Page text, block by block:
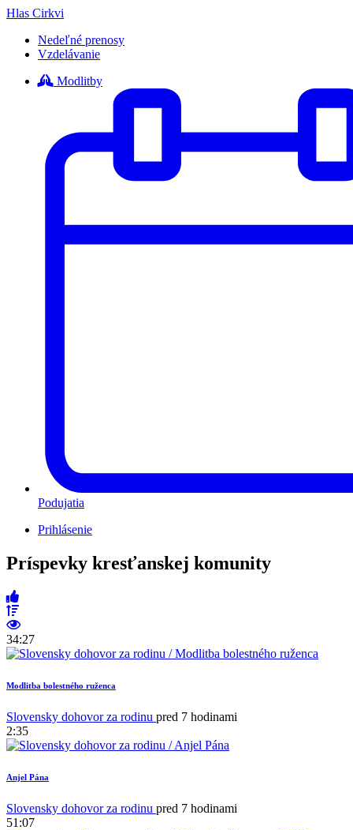
Hlas Cirkvi
Nedeľné prenosy
Vzdelávanie
Modlitby
Podujatia
Prihlásenie
Príspevky kresťanskej komunity
34:27
Modlitba bolestného ruženca
Slovensky dohovor za rodinu pred 7 hodinami
2:35
Anjel Pána
Slovensky dohovor za rodinu pred 7 hodinami
51:07